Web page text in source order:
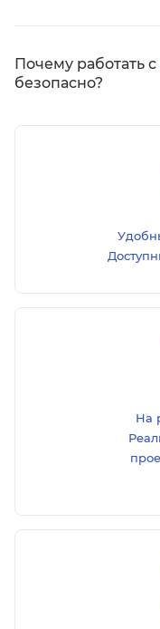
Почему работать с
безопасно?
На